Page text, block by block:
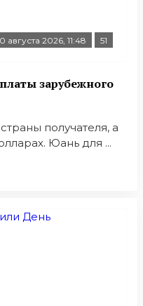
августа 2026, 11:48 51
зарубежного
получателя, а
Юань для ...